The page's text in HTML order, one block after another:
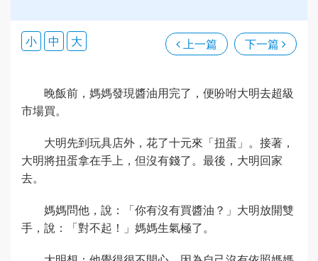
上一篇 下一篇
小 中 大
晚飯前，媽媽發現醬油用完了，便吩咐大明去超級
市場買。
大明先到玩具店外，花了十元來「扭蛋」。接著，
大明將扭蛋拿在手上，但沒有錢了。最後，大明回家
去。
媽媽問他，說：「你有沒有買醬油？」大明放開雙
手，說：「對不起！」媽媽生氣極了。